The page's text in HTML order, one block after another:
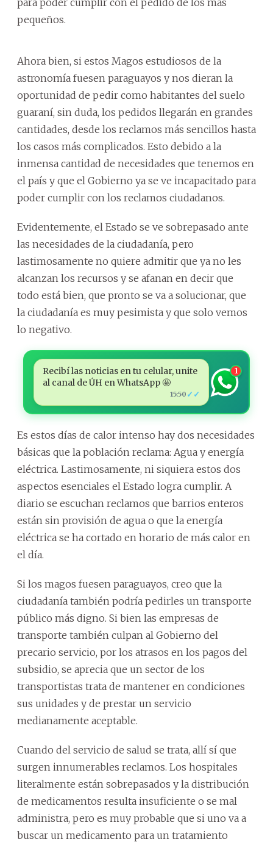
para poder cumplir con el pedido de los más
pequeños.
Ahora bien, si estos Magos estudiosos de la
astronomía fuesen paraguayos y nos dieran la
oportunidad de pedir como habitantes del suelo
guaraní, sin duda, los pedidos llegarán en grandes
cantidades, desde los reclamos más sencillos hasta
los casos más complicados. Esto debido a la
inmensa cantidad de necesidades que tenemos en
el país y que el Gobierno ya se ve incapacitado para
poder cumplir con los reclamos ciudadanos.
Evidentemente, el Estado se ve sobrepasado ante
las necesidades de la ciudadanía, pero
lastimosamente no quiere admitir que ya no les
alcanzan los recursos y se afanan en decir que
todo está bien, que pronto se va a solucionar, que
la ciudadanía es muy pesimista y que solo vemos
lo negativo.
Recibí las noticias en tu celular, unite
al canal de ÚH en WhatsApp 🤩
15:50 ✓✓
1
Es estos días de calor intenso hay dos necesidades
básicas que la población reclama: Agua y energía
eléctrica. Lastimosamente, ni siquiera estos dos
aspectos esenciales el Estado logra cumplir. A
diario se escuchan reclamos que barrios enteros
están sin provisión de agua o que la energía
eléctrica se ha cortado en horario de más calor en
el día.
Si los magos fuesen paraguayos, creo que la
ciudadanía también podría pedirles un transporte
público más digno. Si bien las empresas de
transporte también culpan al Gobierno del
precario servicio, por los atrasos en los pagos del
subsidio, se aprecia que un sector de los
transportistas trata de mantener en condiciones
sus unidades y de prestar un servicio
medianamente aceptable.
Cuando del servicio de salud se trata, allí sí que
surgen innumerables reclamos. Los hospitales
literalmente están sobrepasados y la distribución
de medicamentos resulta insuficiente o se mal
administra, pero es muy probable que si uno va a
buscar un medicamento para un tratamiento